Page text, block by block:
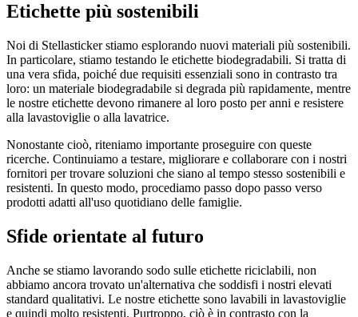
Etichette più sostenibili
Noi di Stellasticker stiamo esplorando nuovi materiali più sostenibili.
In particolare, stiamo testando le etichette biodegradabili. Si tratta di
una vera sfida, poiché due requisiti essenziali sono in contrasto tra
loro: un materiale biodegradabile si degrada più rapidamente, mentre
le nostre etichette devono rimanere al loro posto per anni e resistere
alla lavastoviglie o alla lavatrice.
Nonostante cioò, riteniamo importante proseguire con queste
ricerche. Continuiamo a testare, migliorare e collaborare con i nostri
fornitori per trovare soluzioni che siano al tempo stesso sostenibili e
resistenti. In questo modo, procediamo passo dopo passo verso
prodotti adatti all'uso quotidiano delle famiglie.
Sfide orientate al futuro
Anche se stiamo lavorando sodo sulle etichette riciclabili, non
abbiamo ancora trovato un'alternativa che soddisfi i nostri elevati
standard qualitativi. Le nostre etichette sono lavabili in lavastoviglie
e quindi molto resistenti. Purtroppo, ciò è in contrasto con la